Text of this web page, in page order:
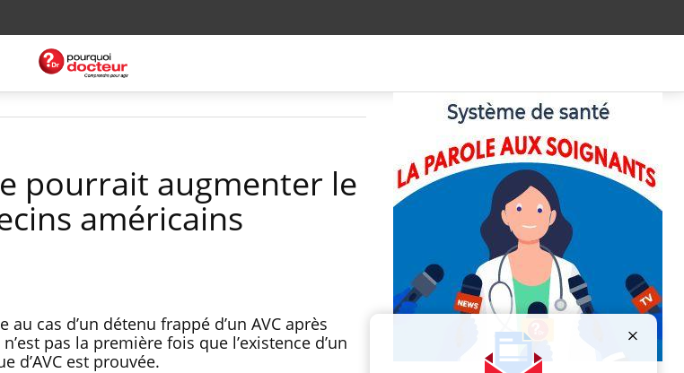
pourrait augmenter le
américains
cas d’un détenu frappé d’un AVC après
pas la première fois que l’existence d’un
d’AVC est prouvée.